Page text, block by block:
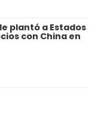
plantó a Estados
con China en